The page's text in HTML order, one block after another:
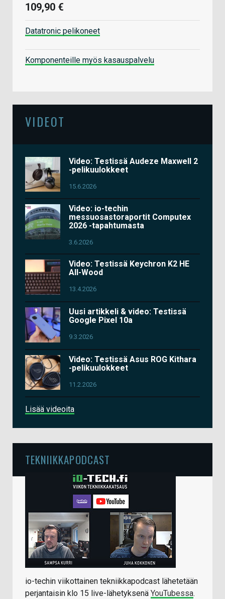
109,90 €
Datatronic pelikoneet
Komponenteille myös kasauspalvelu
VIDEOT
Video: Testissä Audeze Maxwell 2
-pelikuulokkeet
15.6.2026
Video: io-techin
messuosastoraportit Computex
2026 -tapahtumasta
3.6.2026
Video: Testissä Keychron K2 HE
All-Wood
13.4.2026
Uusi artikkeli & video: Testissä
Google Pixel 10a
9.3.2026
Video: Testissä Asus ROG Kithara
-pelikuulokkeet
11.2.2026
Lisää videoita
TEKNIIKKAPODCAST
io-techin viikottainen tekniikkapodcast lähetetään
perjantaisin klo 15 live-lähetyksenä YouTubessa.